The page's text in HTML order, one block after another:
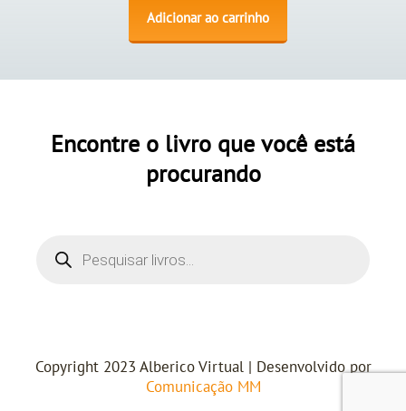
Adicionar ao carrinho
Encontre o livro que você está
procurando
Copyright 2023 Alberico Virtual | Desenvolvido por
Comunicação MM